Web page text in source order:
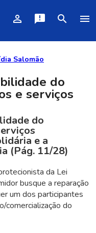
person_outline announcement search menu
Salomão
do
e serviços
do
e a
(Pág. 11/28)
da Lei
busque a reparação
um dos participantes
comercialização do